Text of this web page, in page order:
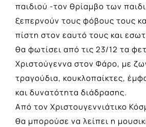
παιδιού -τον θρίαμβο των
ξεπερνούν τους φόβους τους
πίστη στον εαυτό τους και
θα φωτίσει από τις 23/12 τα
Χριστούγεννα στον Φάρο, με
τραγούδια, κουκλοπαίκτες,
και δυνατότητα διάδρασης.
Από τον Χριστουγεννιάτικο
θα μπορούσε να λείπει η